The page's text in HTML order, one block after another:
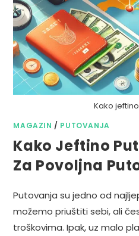
Kako
MAGAZIN / PUTOVANJA
Kako Jeftino
Za Povoljna
Putovanja su jedno od
možemo priuštiti sebi, ali
troškovima. Ipak, uz malo